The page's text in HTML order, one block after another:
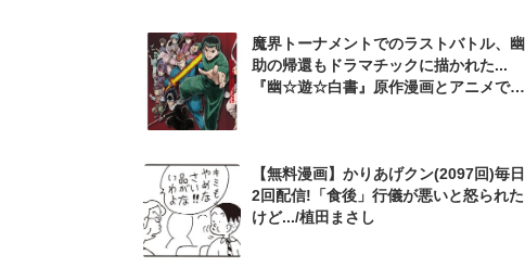
魔界トーナメントでのラストバトル、幽
助の帰還もドラマチックに描かれた...
『幽☆遊☆白書』原作漫画とアニメで全
【無料漫画】かりあげクン(2097回)毎日
2回配信!「食後」行儀が悪いと怒られた
けど.../植田まさし